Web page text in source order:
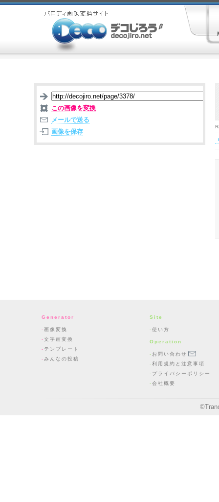
この画像を変換
メールで送る
画像を保存
Generator
画像変換
文字画変換
テンプレート
みんなの投稿
Site
使い方
Operation
お問い合わせ
利用規約と注意事項
プライバシーポリシー
会社概要
©